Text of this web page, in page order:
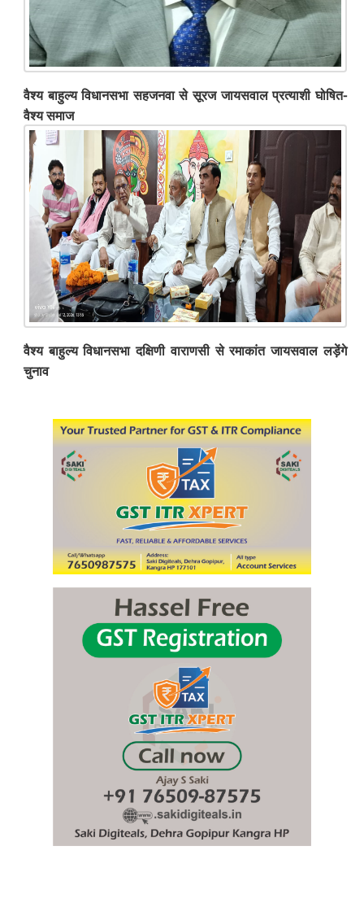
वैश्य बाहुल्य विधानसभा सहजनवा से सूरज जायसवाल प्रत्याशी घोषित-
वैश्य समाज
वैश्य बाहुल्य विधानसभा दक्षिणी वाराणसी से रमाकांत जायसवाल लड़ेंगे
चुनाव